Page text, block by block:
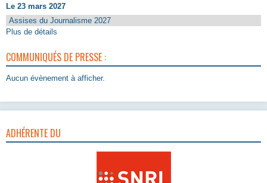
Le 23 mars 2027
Assises du Journalisme 2027
Plus de détails
COMMUNIQUÉS DE PRESSE :
Aucun évènement à afficher.
ADHÉRENTE DU